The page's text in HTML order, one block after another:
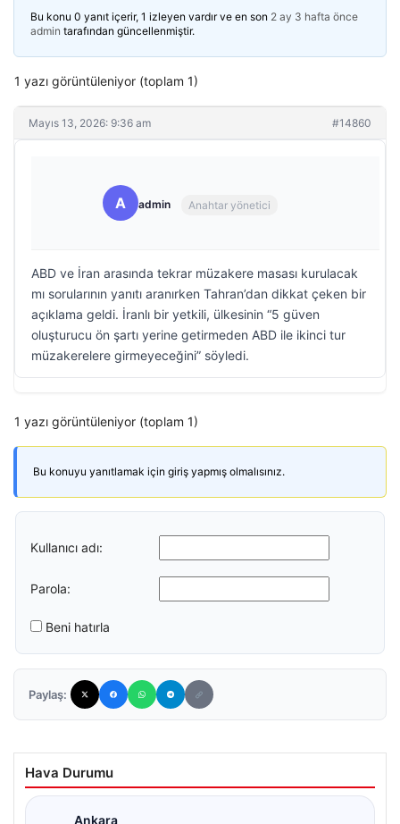
Bu konu 0 yanıt içerir, 1 izleyen vardır ve en son 2 ay 3 hafta önce
admin tarafından güncellenmiştir.
1 yazı görüntüleniyor (toplam 1)
Mayıs 13, 2026: 9:36 am #14860
A admin Anahtar yönetici
ABD ve İran arasında tekrar müzakere masası kurulacak
mı sorularının yanıtı aranırken Tahran’dan dikkat çeken bir
açıklama geldi. İranlı bir yetkili, ülkesinin “5 güven
oluşturucu ön şartı yerine getirmeden ABD ile ikinci tur
müzakerelere girmeyeceğini” söyledi.
1 yazı görüntüleniyor (toplam 1)
Bu konuyu yanıtlamak için giriş yapmış olmalısınız.
Kullanıcı adı:
Parola:
Beni hatırla
Paylaş:
Hava Durumu
Ankara